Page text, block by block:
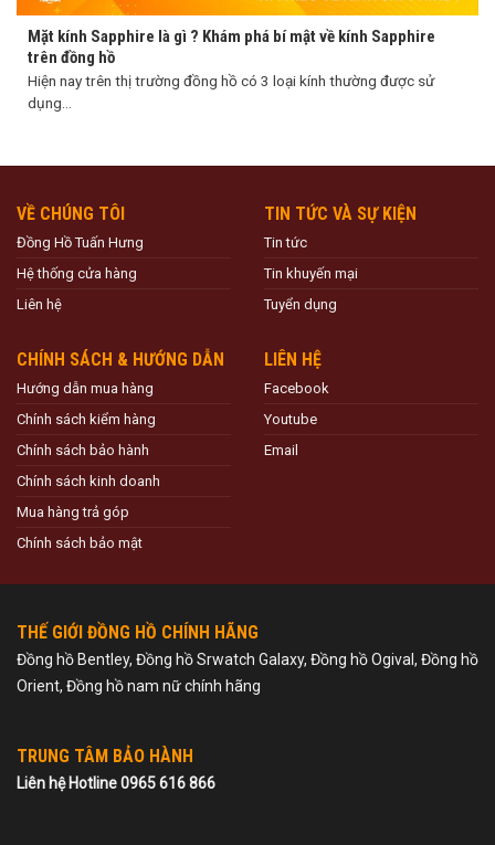
Mặt kính Sapphire là gì ? Khám phá bí mật về kính Sapphire
trên đồng hồ
Hiện nay trên thị trường đồng hồ có 3 loại kính thường được sử
dụng...
VỀ CHÚNG TÔI
Đồng Hồ Tuấn Hưng
Hệ thống cửa hàng
Liên hệ
TIN TỨC VÀ SỰ KIỆN
Tin tức
Tin khuyến mại
Tuyển dụng
CHÍNH SÁCH & HƯỚNG DẪN
Hướng dẫn mua hàng
Chính sách kiểm hàng
Chính sách bảo hành
Chính sách kinh doanh
Mua hàng trả góp
Chính sách bảo mật
LIÊN HỆ
Facebook
Youtube
Email
THẾ GIỚI ĐỒNG HỒ CHÍNH HÃNG
Đồng hồ Bentley, Đồng hồ Srwatch Galaxy, Đồng hồ Ogival, Đồng hồ
Orient, Đồng hồ nam nữ chính hãng
TRUNG TÂM BẢO HÀNH
Liên hệ Hotline 0965 616 866